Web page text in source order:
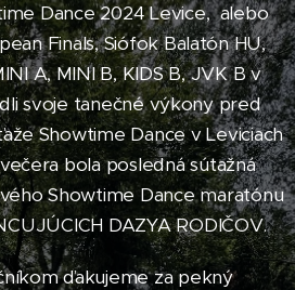
Dance 2024 Levice, alebo
Finals, Siófok Balatón HU,
A, MINI B, KIDS B, JVK B v
svoje tanečné výkony pred
Showtime Dance v Leviciach
bola posledná sútažná
Showtime Dance maratónu
DAZYA RODIČOV.
ďakujeme za pekný